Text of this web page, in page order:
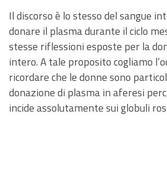
Il discorso è lo stesso del sangue
donare il plasma durante il ciclo
stesse riflessioni esposte per la
intero. A tale proposito cogliamo
ricordare che le donne sono
donazione di plasma in aferesi
incide assolutamente sui globuli